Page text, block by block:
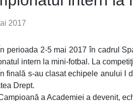
2017
În perioada 2-5 mai 2017 în cadrul
intern la mini-fotbal. La
În finală s-au clasat echipele anului I
Drept.
a Academiei a devenit,